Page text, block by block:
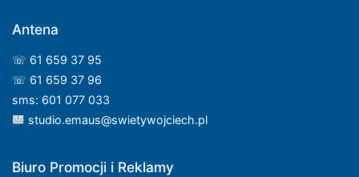
Antena
☏ 61 659 37 95
☏ 61 659 37 96
sms: 601 077 033
studio.emaus@swietywojciech.pl
Biuro Promocji i Reklamy